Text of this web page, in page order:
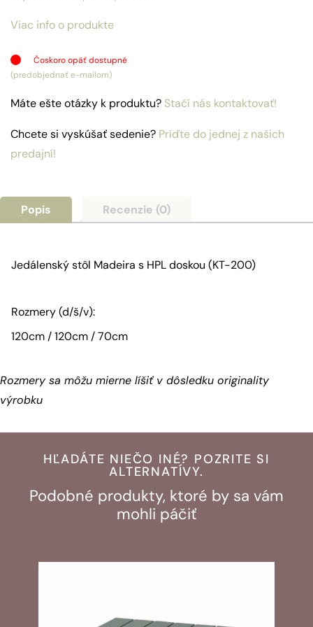
459,00€.
Viac info o produkte
Čoskoro opäť dostupné
(predobjednať e-mailom)
Máte ešte otázky k produktu? Stačí nás kontaktovať!
Chcete si vyskúšať sedenie? Príďte do jednej z našich
predajní!
Popis Recenzie (0)
Jedálenský stôl Madeira s HPL doskou (KT-200)
Rozmery (d/š/v):
120cm / 120cm / 70cm
Rozmery sa môžu mierne líšiť v dôsledku originality
výrobku
HĽADÁTE NIEČO INÉ? POZRITE SI
ALTERNATÍVY.
Podobné produkty, ktoré by sa vám
mohli páčiť